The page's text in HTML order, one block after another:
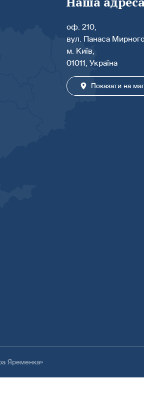
оф. 210,
вул. Панаса
м. Київ,
01011, Україна
Показати на
Яременка»